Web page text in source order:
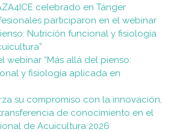
celebrado en Tánger
participaron en el webinar
Nutrición funcional y fisiología
webinar “Más allá del pienso:
y fisiología aplicada en
su compromiso con la innovación,
de conocimiento en el
de Acuicultura 2026